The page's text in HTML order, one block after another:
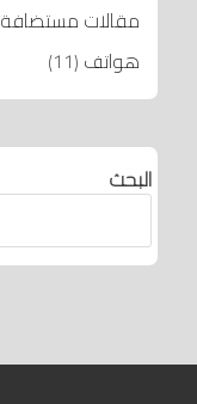
مقالات مستضافة
هواتف (11)
البحث